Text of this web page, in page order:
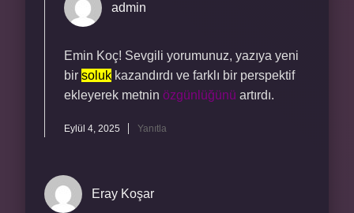
admin
Emin Koç! Sevgili yorumunuz, yazıya yeni
bir soluk kazandırdı ve farklı bir perspektif
ekleyerek metnin özgünlüğünü artırdı.
Eylül 4, 2025 Yanıtla
Eray Koşar